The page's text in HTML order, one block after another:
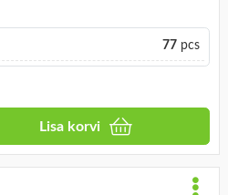
77pcs
Lisa korvi